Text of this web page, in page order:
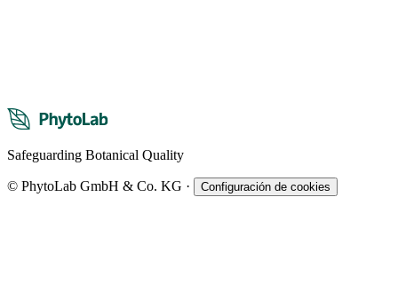
Safeguarding Botanical Quality
© PhytoLab GmbH & Co. KG · Configuración de cookies